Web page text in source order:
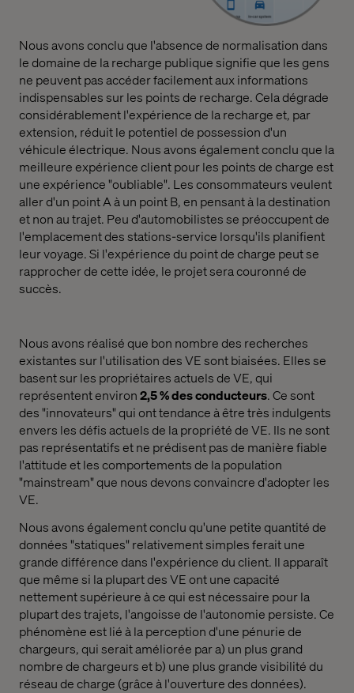
Nous avons conclu que l'absence de normalisation dans
le domaine de la recharge publique signifie que les gens
ne peuvent pas accéder facilement aux informations
indispensables sur les points de recharge. Cela dégrade
considérablement l'expérience de la recharge et, par
extension, réduit le potentiel de possession d'un
véhicule électrique. Nous avons également conclu que la
meilleure expérience client pour les points de charge est
une expérience "oubliable". Les consommateurs veulent
aller d'un point A à un point B, en pensant à la destination
et non au trajet. Peu d'automobilistes se préoccupent de
l'emplacement des stations-service lorsqu'ils planifient
leur voyage. Si l'expérience du point de charge peut se
rapprocher de cette idée, le projet sera couronné de
succès.
Nous avons réalisé que bon nombre des recherches
existantes sur l'utilisation des VE sont biaisées. Elles se
basent sur les propriétaires actuels de VE, qui
représentent environ2,5 % des conducteurs. Ce sont
des "innovateurs" qui ont tendance à être très indulgents
envers les défis actuels de la propriété de VE. Ils ne sont
pas représentatifs et ne prédisent pas de manière fiable
l'attitude et les comportements de la population
"mainstream" que nous devons convaincre d'adopter les
VE.
Nous avons également conclu qu'une petite quantité de
données "statiques" relativement simples ferait une
grande différence dans l'expérience du client. Il apparaît
que même si la plupart des VE ont une capacité
nettement supérieure à ce qui est nécessaire pour la
plupart des trajets, l'angoisse de l'autonomie persiste. Ce
phénomène est lié à la perception d'une pénurie de
chargeurs, qui serait améliorée par a) un plus grand
nombre de chargeurs et b) une plus grande visibilité du
réseau de charge (grâce à l'ouverture des données).